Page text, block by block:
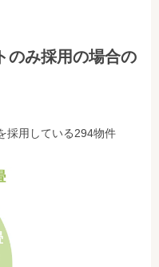
のみ採用の場合の
採用している294物件